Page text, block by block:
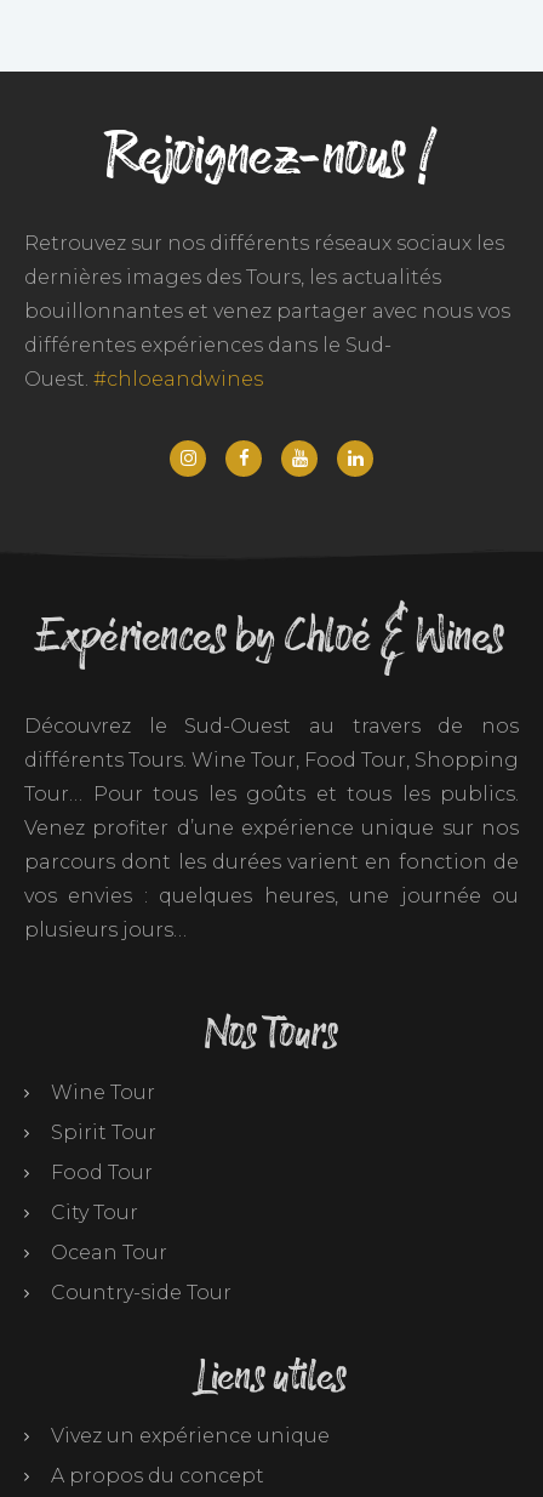
Rejoignez-nous !
Retrouvez sur nos différents réseaux sociaux les
dernières images des Tours, les actualités
bouillonnantes et venez partager avec nous vos
différentes expériences dans le Sud-
Ouest. #chloeandwines
Expériences by Chloé & Wines
Découvrez le Sud-Ouest au travers de nos
différents Tours. Wine Tour, Food Tour, Shopping
Tour… Pour tous les goûts et tous les publics.
Venez profiter d’une expérience unique sur nos
parcours dont les durées varient en fonction de
vos envies : quelques heures, une journée ou
plusieurs jours…
Nos Tours
Wine Tour
Spirit Tour
Food Tour
City Tour
Ocean Tour
Country-side Tour
Liens utiles
Vivez un expérience unique
A propos du concept